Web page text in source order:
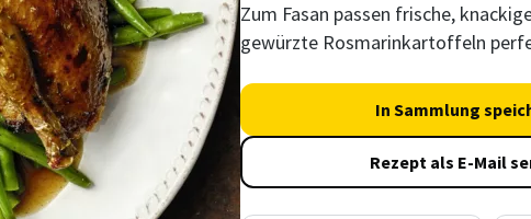
Zum Fasan passen frische,
gewürzte Rosmarinkartoffeln
In Sammlung
Rezept als E-Mail